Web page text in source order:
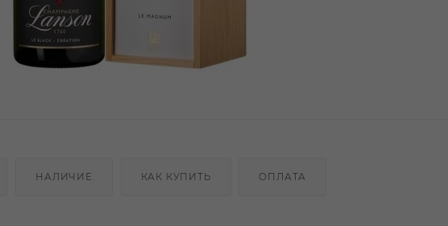
НАЛИЧИЕ КАК КУПИТЬ ОПЛАТА